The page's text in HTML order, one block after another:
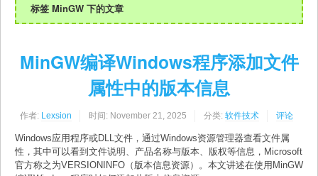
标签 MinGW 下的文章
MinGW编译Windows程序添加文件
属性中的版本信息
作者: Lexsion 时间: November 21, 2025 分类: 软件技术 评论
Windows应用程序或DLL文件，通过Windows资源管理器查看文件属
性，其中可以看到文件说明、产品名称与版本、版权等信息，Microsoft
官方称之为VERSIONINFO（版本信息资源）。本文讲述在使用MinGW